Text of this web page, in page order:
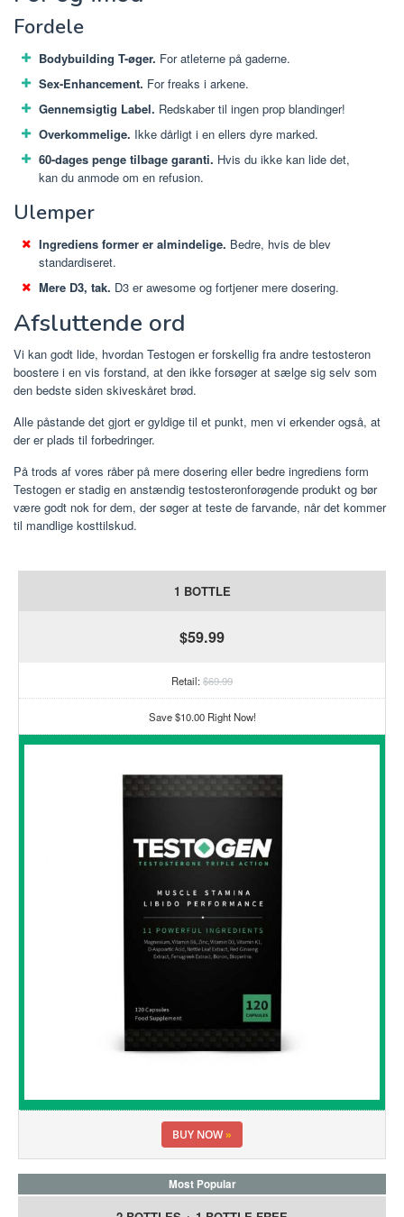
Fordele
Bodybuilding T-øger. For atleterne på gaderne.
Sex-Enhancement. For freaks i arkene.
Gennemsigtig Label. Redskaber til ingen prop blandinger!
Overkommelige. Ikke dårligt i en ellers dyre marked.
60-dages penge tilbage garanti. Hvis du ikke kan lide det,
kan du anmode om en refusion.
Ulemper
Ingrediens former er almindelige. Bedre, hvis de blev
standardiseret.
Mere D3, tak. D3 er awesome og fortjener mere dosering.
Afsluttende ord
Vi kan godt lide, hvordan Testogen er forskellig fra andre testosteron
boostere i en vis forstand, at den ikke forsøger at sælge sig selv som
den bedste siden skiveskåret brød.
Alle påstande det gjort er gyldige til et punkt, men vi erkender også, at
der er plads til forbedringer.
På trods af vores råber på mere dosering eller bedre ingrediens form
Testogen er stadig en anstændig testosteronforøgende produkt og bør
være godt nok for dem, der søger at teste de farvande, når det kommer
til mandlige kosttilskud.
1 BOTTLE
$59.99
Retail:$69.99
Save $10.00 Right Now!
BUY NOW»
Most Popular